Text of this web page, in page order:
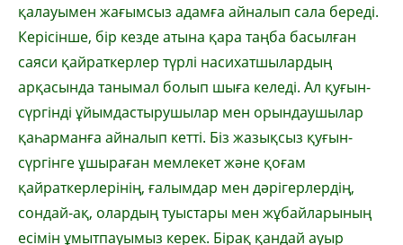
қалауымен жағымсыз адамға айналып сала береді.
Керісінше, бір кезде атына қара таңба басылған
саяси қайраткерлер түрлі насихатшылардың
арқасында танымал болып шыға келеді. Ал қуғын-
сүргінді ұйымдастырушылар мен орындаушылар
қаһарманға айналып кетті. Біз жазықсыз қуғын-
сүргінге ұшыраған мемлекет және қоғам
қайраткерлерінің, ғалымдар мен дәрігерлердің,
сондай-ақ, олардың туыстары мен жұбайларының
есімін ұмытпауымыз керек. Бірақ қандай ауыр